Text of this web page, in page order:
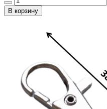
В корзину